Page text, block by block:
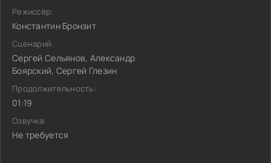
Режиссёр:
Константин Бронзит
Сценарий:
Сергей Сельянов, Александр
Боярский, Сергей Глезин
Продолжительность:
01:19
Озвучка:
Не требуется